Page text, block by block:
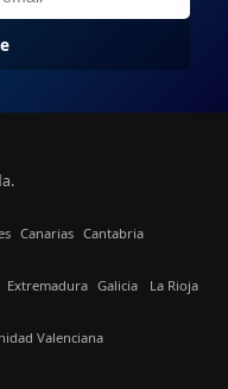
Canarias Cantabria
Extremadura Galicia La Rioja
Valenciana